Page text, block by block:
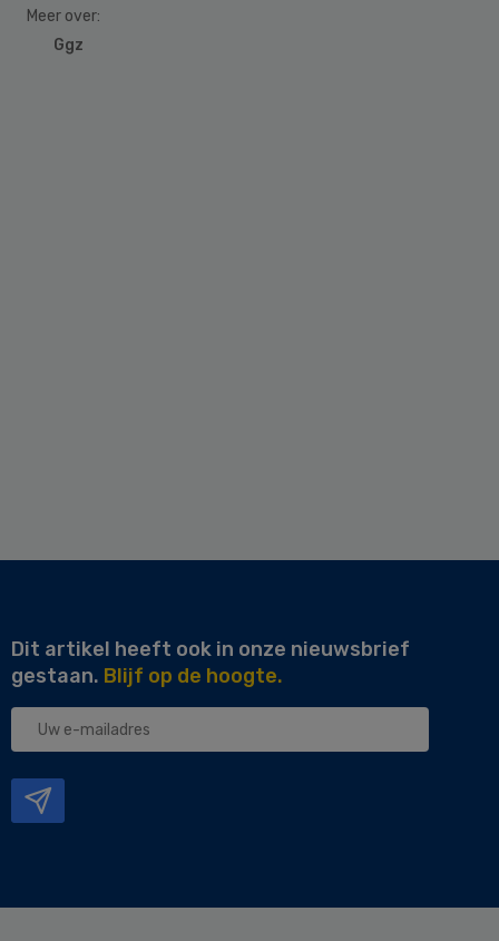
Meer over:
Ggz
Dit artikel heeft ook in onze nieuwsbrief
gestaan. Blijf op de hoogte.
Uw